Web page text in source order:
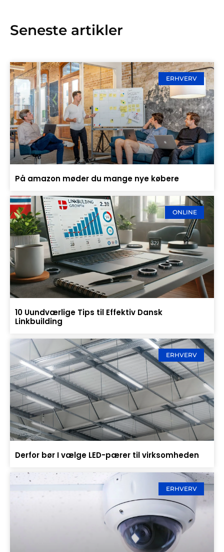
Seneste artikler
ERHVERV
På amazon møder du mange nye købere
ONLINE
10 Uundværlige Tips til Effektiv Dansk
Linkbuilding
ERHVERV
Derfor bør I vælge LED-pærer til virksomheden
ERHVERV